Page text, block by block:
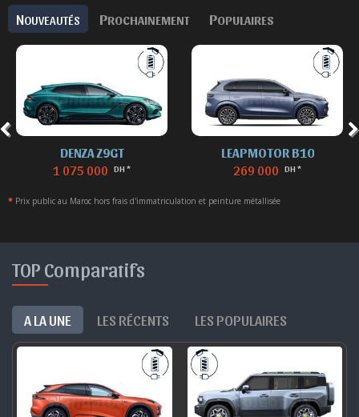
NOUVEAUTÉS PROCHAINEMENT POPULAIRES
DENZA Z9GT
1 075 000 DH *
LEAPMOTOR B10
269 000 DH *
* Prix public au Maroc hors frais d'immatriculation et peinture métallisée
TOP Comparatifs
A LA UNE LES RÉCENTS LES POPULAIRES